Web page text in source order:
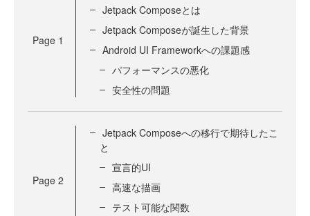
Page 1
Jetpack Composeとは
Jetpack Composeが誕生した背景
Android UI Frameworkへの課題感
パフォーマンスの悪化
安全性の問題
Page 2
Jetpack Composeへの移行で期待したこ
と
宣言的UI
高速な描画
テスト可能な関数